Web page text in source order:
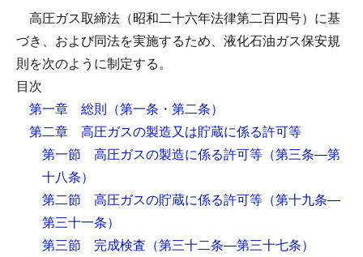
高圧ガス取締法（昭和二十六年法律第二百四号）に基
づき、および同法を実施するため、液化石油ガス保安規
則を次のように制定する。
目次
第一章 総則 （第一条・第二条）
第二章 高圧ガスの製造又は貯蔵に係る許可等
第一節 高圧ガスの製造に係る許可等 （第三条―第
十八条）
第二節 高圧ガスの貯蔵に係る許可等 （第十九条―
第三十一条）
第三節 完成検査 （第三十二条―第三十七条）